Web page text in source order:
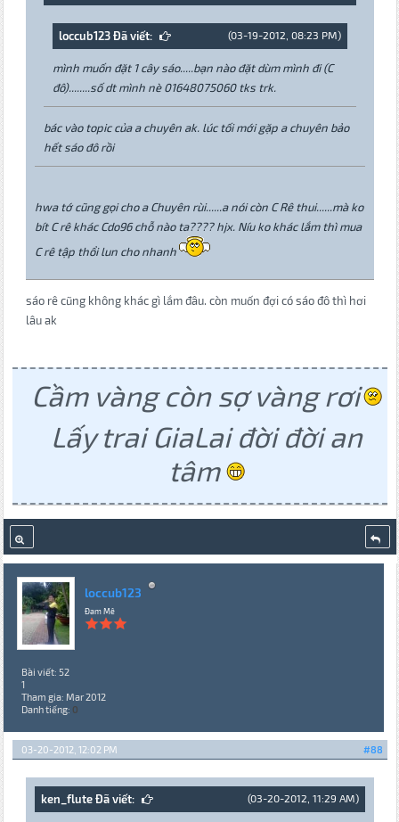
(03-19-2012, 08:23 PM)
loccub123 Đã viết:
mình muốn đặt 1 cây sáo.....bạn nào đặt dùm mình đi (C
đô)........số dt mình nè 01648075060 tks trk.
bác vào topic của a chuyên ak. lúc tối mới gặp a chuyên bảo
hết sáo đô rồi
hwa tớ cũng gọi cho a Chuyên rùi......a nói còn C Rê thui......mà ko
bít C rê khác Cdo96 chỗ nào ta???? hjx. Níu ko khác lắm thì mua
C rê tập thổi lun cho nhanh
sáo rê cũng không khác gì lắm đâu. còn muốn đợi có sáo đô thì hơi
lâu ak
Cầm vàng còn sợ vàng rơi
Lấy trai GiaLai đời đời an
tâm
loccub123
Đam Mê
Bài viết: 52
1
Tham gia: Mar 2012
Danh tiếng: 0
#88
03-20-2012, 12:02 PM
(03-20-2012, 11:29 AM)
ken_flute Đã viết: